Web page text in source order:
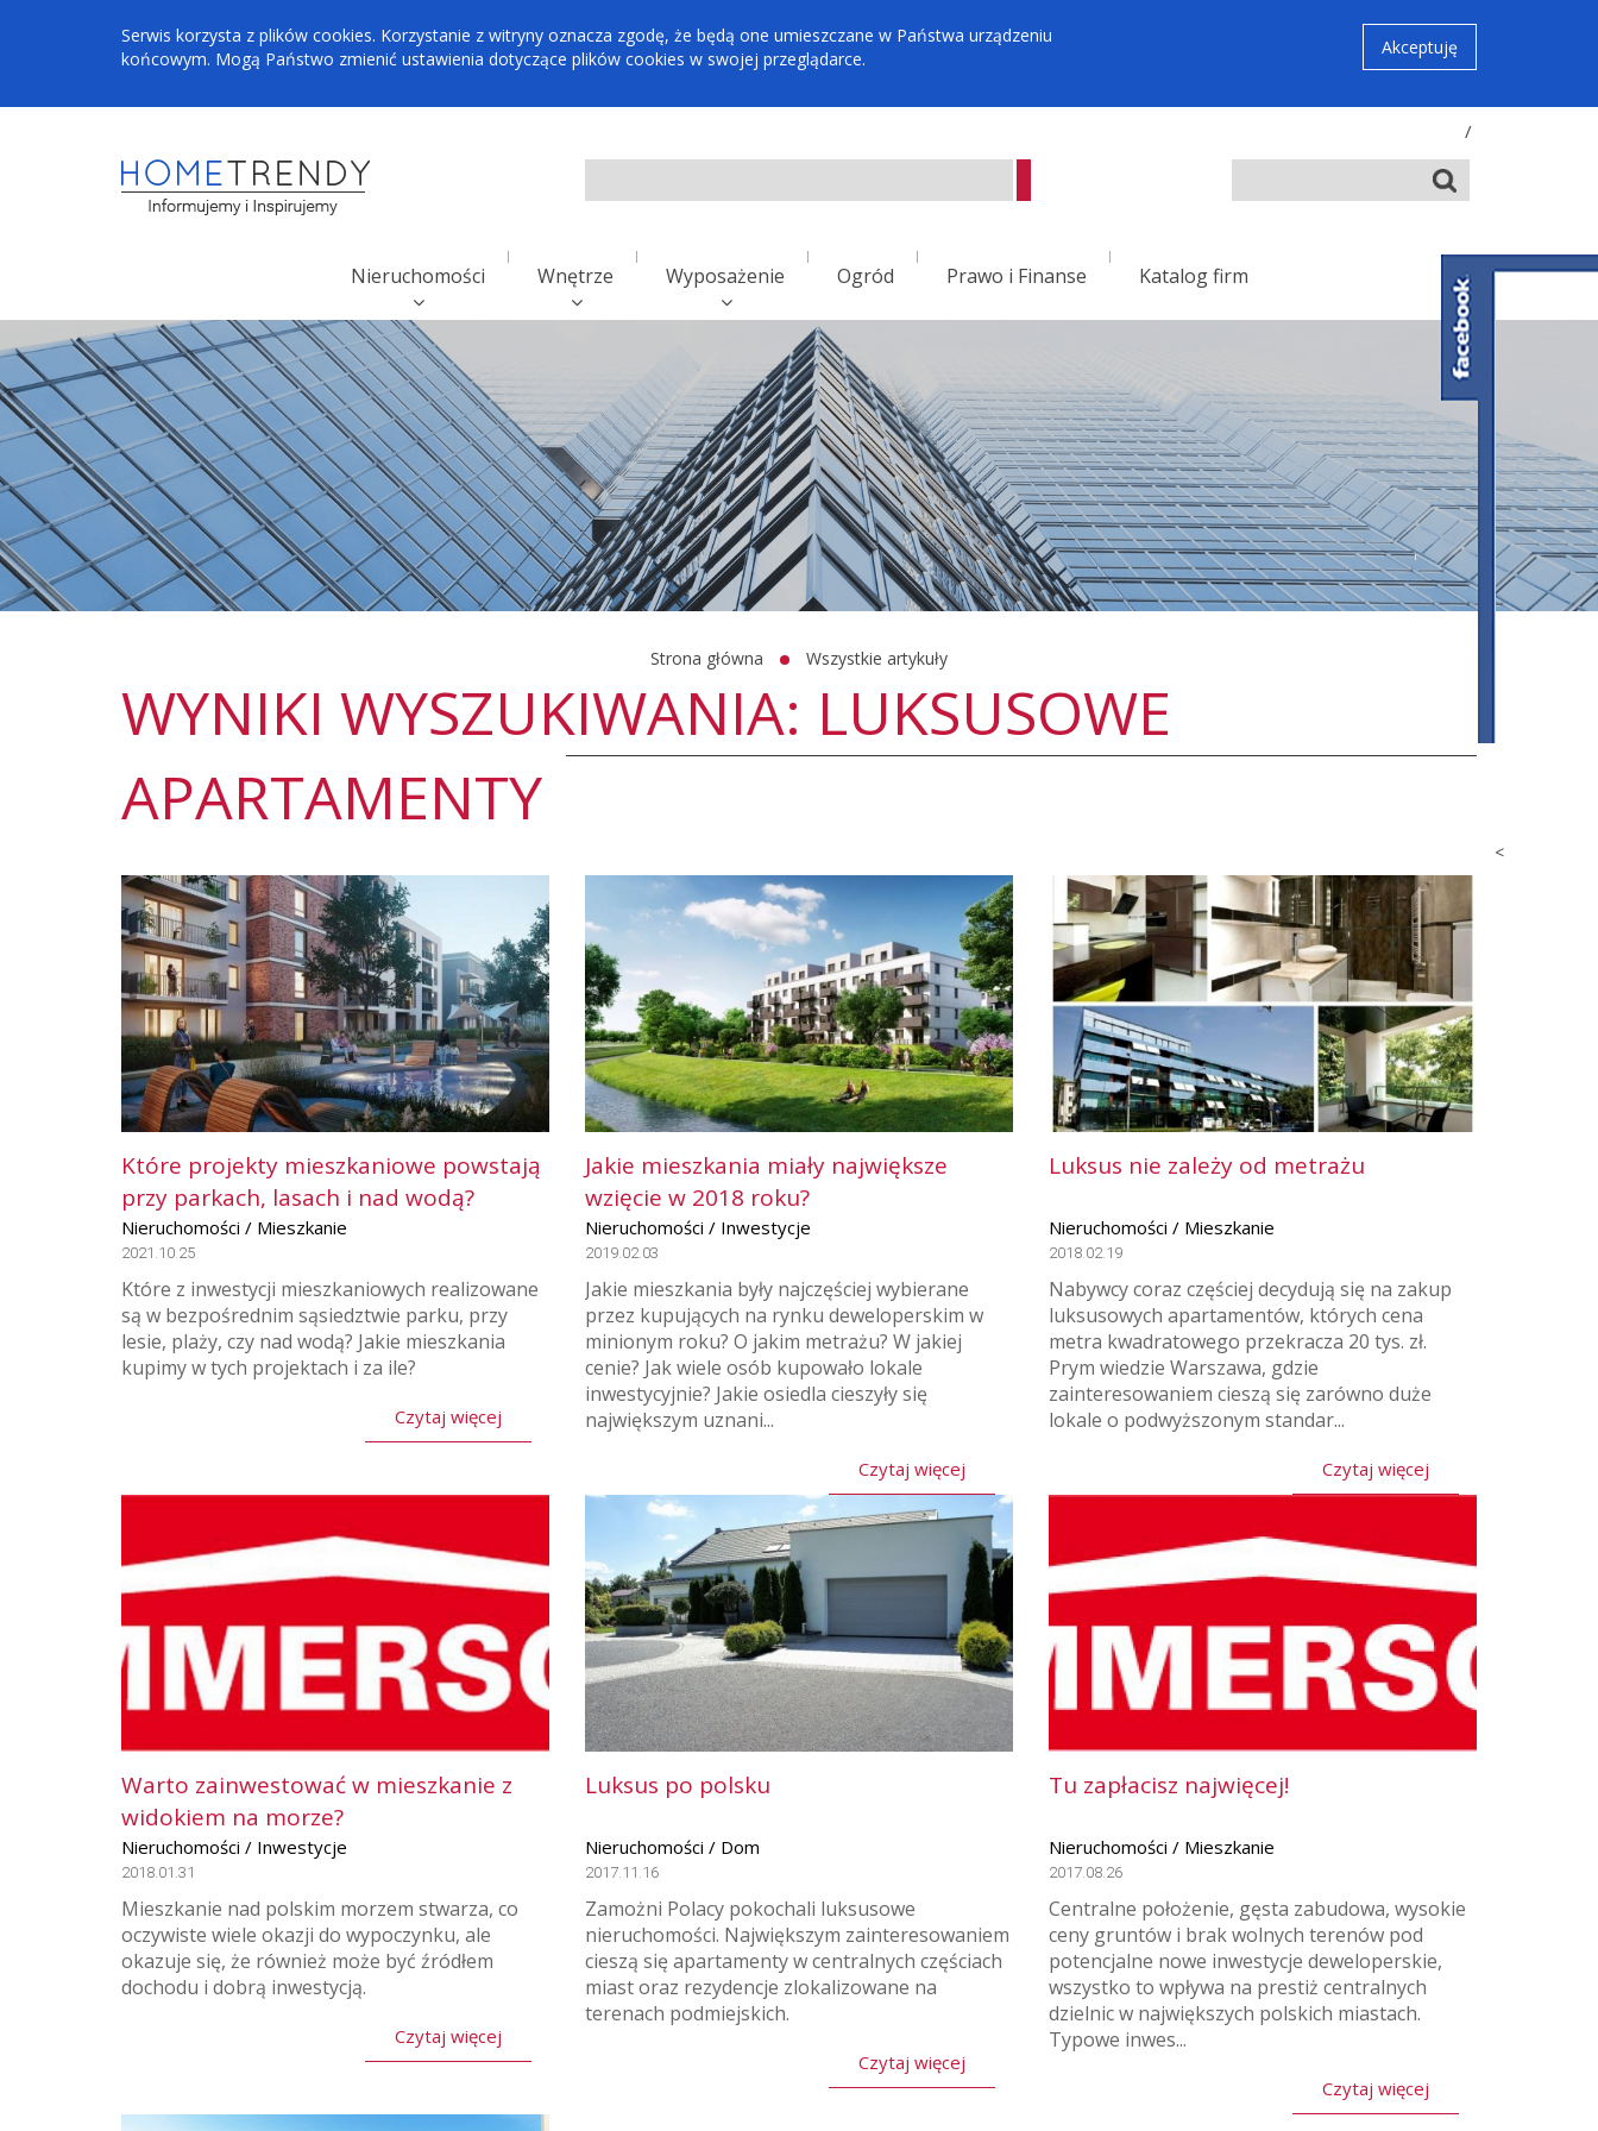
<
Serwis korzysta z plików cookies. Korzystanie z witryny oznacza zgodę, że będą one umieszczane w Państwa urządzeniu
końcowym. Mogą Państwo zmienić ustawienia dotyczące plików cookies w swojej przeglądarce.
Akceptuję
/
Nieruchomości Wnętrze Wyposażenie Ogród Prawo i Finanse Katalog firm
Strona główna Wszystkie artykuły
WYNIKI WYSZUKIWANIA: LUKSUSOWE
APARTAMENTY
Które projekty mieszkaniowe powstają
przy parkach, lasach i nad wodą?
Nieruchomości / Mieszkanie
2021.10.25
Które z inwestycji mieszkaniowych realizowane
są w bezpośrednim sąsiedztwie parku, przy
lesie, plaży, czy nad wodą? Jakie mieszkania
kupimy w tych projektach i za ile?
Czytaj więcej
Jakie mieszkania miały największe
wzięcie w 2018 roku?
Nieruchomości / Inwestycje
2019.02.03
Jakie mieszkania były najczęściej wybierane
przez kupujących na rynku deweloperskim w
minionym roku? O jakim metrażu? W jakiej
cenie? Jak wiele osób kupowało lokale
inwestycyjnie? Jakie osiedla cieszyły się
największym uznani...
Czytaj więcej
Luksus nie zależy od metrażu
Nieruchomości / Mieszkanie
2018.02.19
Nabywcy coraz częściej decydują się na zakup
luksusowych apartamentów, których cena
metra kwadratowego przekracza 20 tys. zł.
Prym wiedzie Warszawa, gdzie
zainteresowaniem cieszą się zarówno duże
lokale o podwyższonym standar...
Czytaj więcej
Warto zainwestować w mieszkanie z
widokiem na morze?
Nieruchomości / Inwestycje
2018.01.31
Mieszkanie nad polskim morzem stwarza, co
oczywiste wiele okazji do wypoczynku, ale
okazuje się, że również może być źródłem
dochodu i dobrą inwestycją.
Czytaj więcej
Luksus po polsku
Nieruchomości / Dom
2017.11.16
Zamożni Polacy pokochali luksusowe
nieruchomości. Największym zainteresowaniem
cieszą się apartamenty w centralnych częściach
miast oraz rezydencje zlokalizowane na
terenach podmiejskich.
Czytaj więcej
Tu zapłacisz najwięcej!
Nieruchomości / Mieszkanie
2017.08.26
Centralne położenie, gęsta zabudowa, wysokie
ceny gruntów i brak wolnych terenów pod
potencjalne nowe inwestycje deweloperskie,
wszystko to wpływa na prestiż centralnych
dzielnic w największych polskich miastach.
Typowe inwes...
Czytaj więcej